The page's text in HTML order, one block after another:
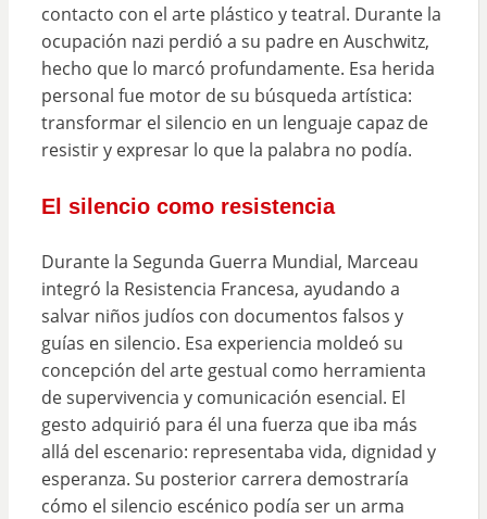
contacto con el arte plástico y teatral. Durante la
ocupación nazi perdió a su padre en Auschwitz,
hecho que lo marcó profundamente. Esa herida
personal fue motor de su búsqueda artística:
transformar el silencio en un lenguaje capaz de
resistir y expresar lo que la palabra no podía.
El silencio como resistencia
Durante la Segunda Guerra Mundial, Marceau
integró la Resistencia Francesa, ayudando a
salvar niños judíos con documentos falsos y
guías en silencio. Esa experiencia moldeó su
concepción del arte gestual como herramienta
de supervivencia y comunicación esencial. El
gesto adquirió para él una fuerza que iba más
allá del escenario: representaba vida, dignidad y
esperanza. Su posterior carrera demostraría
cómo el silencio escénico podía ser un arma